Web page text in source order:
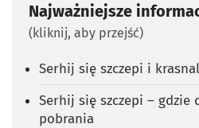
Najważniejsze
(kliknij, aby przejść)
Serhij się szczepi i
Serhij się szczepi – gdzie
pobrania